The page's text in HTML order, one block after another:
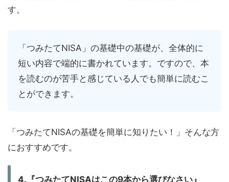
す。
「つみたてNISA」の基礎中の基礎が、全体的に
短い内容で端的に書かれています。ですので、本
を読むのが苦手と感じている人でも簡単に読むこ
とができます。
「つみたてNISAの基礎を簡単に知りたい！」そんな方
におすすめです。
4.『つみたてNISAはこの9本から選びなさい』